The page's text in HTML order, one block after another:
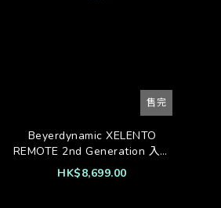
售完
Beyerdynamic XELENTO
REMOTE 2nd Generation 入耳
式耳機
HK$8,699.00